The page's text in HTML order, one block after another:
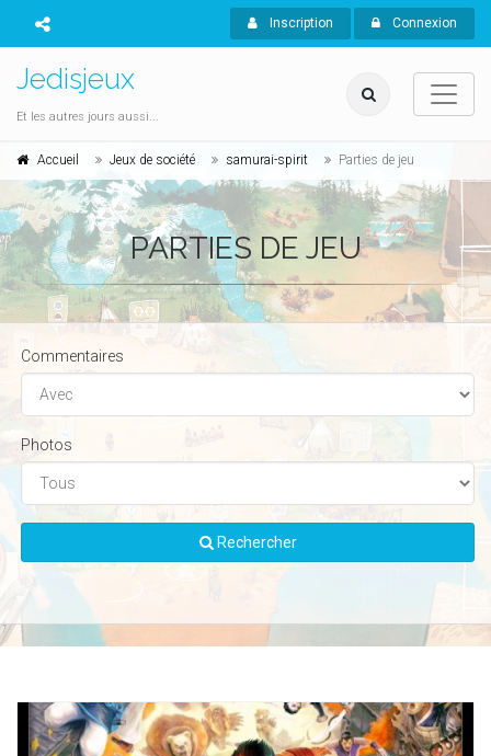
Inscription Connexion
Jedisjeux
Et les autres jours aussi...
Accueil Jeux de société samurai-spirit Parties de jeu
PARTIES DE JEU
Commentaires
Photos
Rechercher